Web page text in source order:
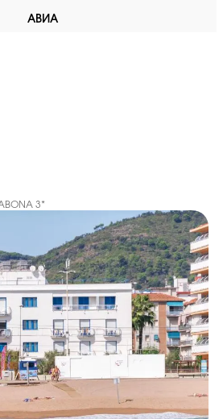
АВИА
3*